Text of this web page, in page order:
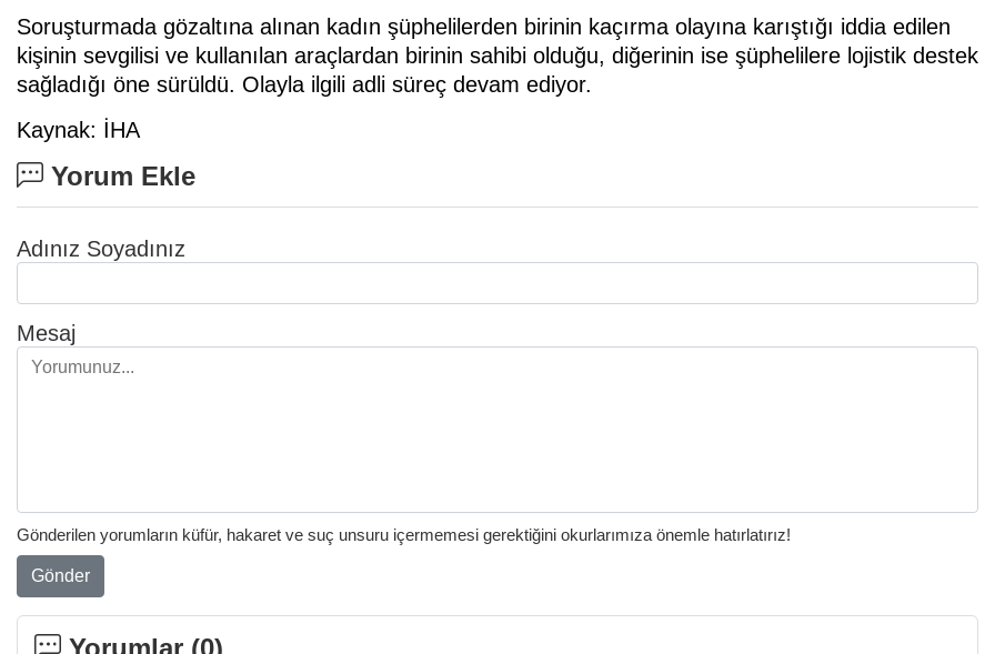
Soruşturmada gözaltına alınan kadın şüphelilerden birinin kaçırma olayına karıştığı iddia edilen
kişinin sevgilisi ve kullanılan araçlardan birinin sahibi olduğu, diğerinin ise şüphelilere lojistik destek
sağladığı öne sürüldü. Olayla ilgili adli süreç devam ediyor.
Kaynak: İHA
Yorum Ekle
Adınız Soyadınız
Mesaj
Gönderilen yorumların küfür, hakaret ve suç unsuru içermemesi gerektiğini okurlarımıza önemle hatırlatırız!
Gönder
Yorumlar (0)